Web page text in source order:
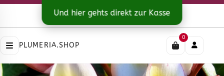
Kontakt|Versandarten
PLUMERIA.SHOP
0
Und hier gehts direkt zur Kasse